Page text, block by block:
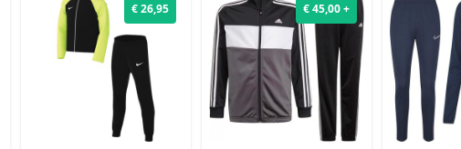
€ 26,95 € 45,00 +